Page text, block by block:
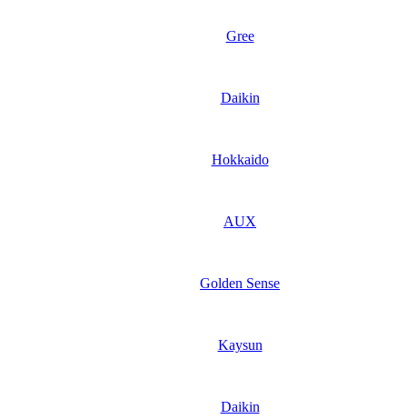
Gree
Daikin
Hokkaido
AUX
Golden Sense
Kaysun
Daikin